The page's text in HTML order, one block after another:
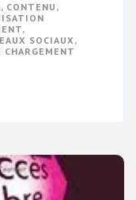
, CONTENU ,
,
SOCIAUX,